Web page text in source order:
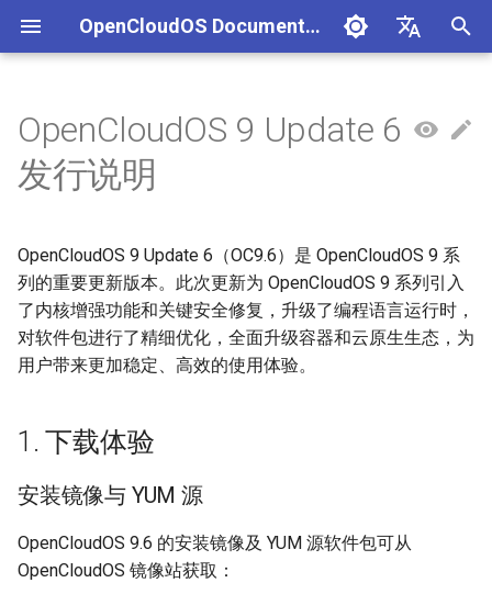
OpenCloudOS Documentation
English
t
l
i
g
s
组织架构
社区SIG
SIG总览
镜像源地址
邮件列表
1. 下载体验
ISO 镜像
QCOW2 镜像
Docker 镜像
统上升级至 OC9.6
2. 内核
kernel 6.6.119
OpenCloudOS Stream 23 发行
说明
行说明
OpenCloudOS 8 用户文档 快速入门
系统管理
内核更新
系统状态监控
OC9 快速入门
系统管理指南
网络管理指南
存储和文件系统管理指南
Adaptation Process
硬件兼容性测试指标
Adaptation Lists
Hardware Adaptation
OpenSouce Software
Adaptation
Adaptation FAQ
CentOS停服背景与应对方案
CentOS7迁移到
OpenCloudOS8
CentOS7迁移到
OpenCloudOS8升级
安全事件处置说明
漏洞数据API文档
一、项目管理 编写用例
导入用例
用例集
三、执行环境
新增节点
四、任务管理
创建任务
贡献须知 文档库贡献指南
如何参与代码贡献
OpenCloudOS Stream
Kernel Development Guide
系统开发文档
Contribution License
OpenCloudOS 9 Update 6
发行说明
OpenCloudOS 9 Update 6（OC9.6）是 OpenCloudOS 9 系
列的重要更新版本。此次更新为 OpenCloudOS 9 系列引入
了内核增强功能和关键安全修复，升级了编程语言运行时，
对软件包进行了精细优化，全面升级容器和云原生生态，为
用户带来更加稳定、高效的使用体验。
1. 下载体验
安装镜像与 YUM 源
OpenCloudOS 9.6 的安装镜像及 YUM 源软件包可从
OpenCloudOS 镜像站获取：